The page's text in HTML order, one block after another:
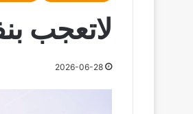
لاتعجب
2026-06-28